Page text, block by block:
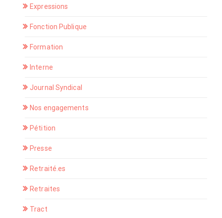
Expressions
Fonction Publique
Formation
Interne
Journal Syndical
Nos engagements
Pétition
Presse
Retraité.es
Retraites
Tract